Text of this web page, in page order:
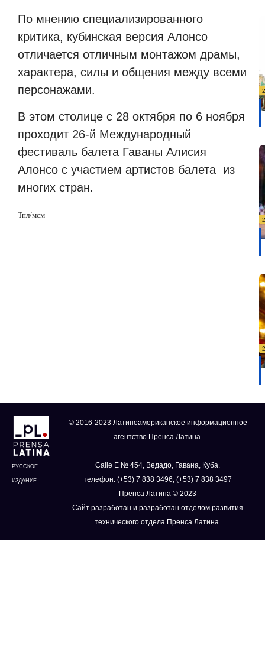
По мнению специализированного
критика, кубинская версия Алонсо
отличается отличным монтажом драмы,
характера, силы и общения между всеми
персонажами.
В этом столице с 28 октября по 6 ноября
проходит 26-й Международный
фестиваль балета Гаваны Алисия
Алонсо с участием артистов балета из
многих стран.
Тпл/мсм
РУССКОЕ
ИЗДАНИЕ
© 2016-2023 Латиноамериканское информационное
агентство Пренса Латина.
Calle E № 454, Ведадо, Гавана, Куба.
телефон: (+53) 7 838 3496, (+53) 7 838 3497
Пренса Латина © 2023
Сайт разработан и разработан отделом развития
технического отдела Пренса Латина.